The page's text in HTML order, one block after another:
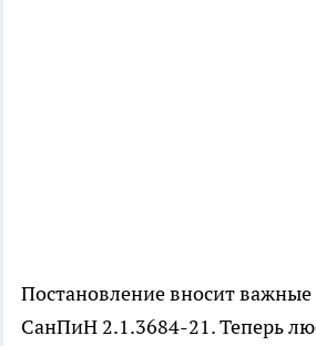
Постановление вносит
СанПиН 2.1.3684-21. Теперь